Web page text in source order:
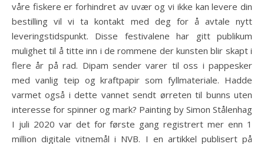
våre fiskere er forhindret av uvær og vi ikke kan levere din
bestilling vil vi ta kontakt med deg for å avtale nytt
leveringstidspunkt. Disse festivalene har gitt publikum
mulighet til å titte inn i de rommene der kunsten blir skapt i
flere år på rad. Dipam sender varer til oss i pappesker
med vanlig teip og kraftpapir som fyllmateriale. Hadde
varmet også i dette vannet sendt ørreten til bunns uten
interesse for spinner og mark? Painting by Simon Stålenhag
I juli 2020 var det for første gang registrert mer enn 1
million digitale vitnemål i NVB. I en artikkel publisert på